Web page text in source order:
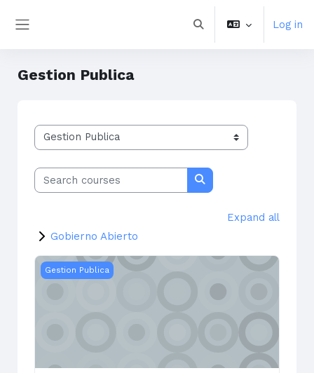
Toggle search input
Log in
Gestion Publica
Course categories
Search courses
Search courses
Expand all
Gobierno Abierto
Resumen Marco Lógico - 2026
Gestion Publica